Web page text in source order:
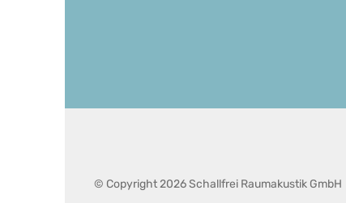
© Copyright 2026 Schallfrei Raumakustik GmbH